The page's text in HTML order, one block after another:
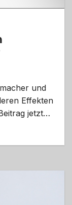
und
Effekten
jetzt…